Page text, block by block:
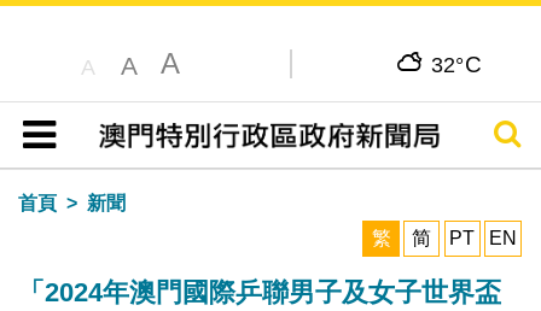
A A A 32°C
目錄
搜尋
首頁
新聞
繁
简 PT EN
「2024年澳門國際乒聯男子及女子世界盃